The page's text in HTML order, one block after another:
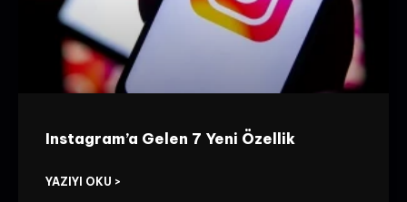
Instagram’a Gelen 7 Yeni Özellik
YAZIYI OKU >